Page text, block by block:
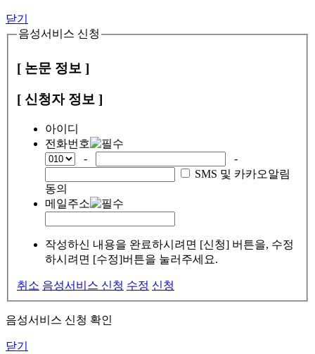
닫기
음성서비스 신청
[ 논문 정보 ]
[ 신청자 정보 ]
아이디
전화번호
-
-
SMS 및 카카오알림
동의
메일주소
작성하신 내용을 완료하시려면 [신청] 버튼을, 수정
하시려면 [수정]버튼을 눌러주세요.
취소 음성서비스 신청 수정 신청
음성서비스 신청 확인
닫기